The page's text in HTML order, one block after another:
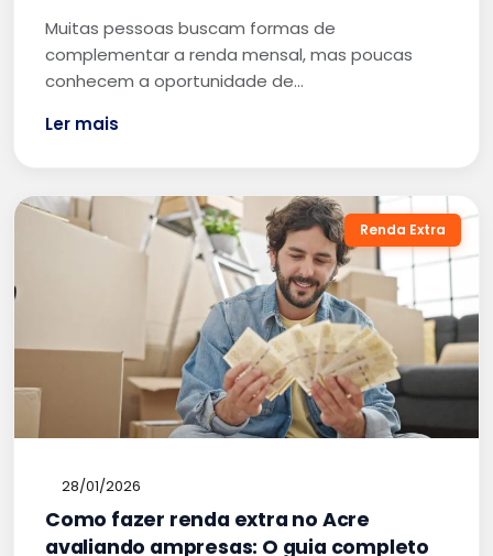
Muitas pessoas buscam formas de
complementar a renda mensal, mas poucas
conhecem a oportunidade de…
Ler mais
Renda Extra
28/01/2026
Como fazer renda extra no Acre
avaliando ampresas: O guia completo